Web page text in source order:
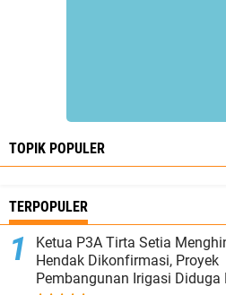
TOPIK POPULER
TERPOPULER
Ketua P3A Tirta Setia
Hendak Dikonfirmasi, Proyek
Pembangunan Irigasi Diduga